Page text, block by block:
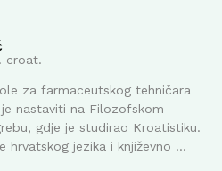
croat.
za farmaceutskog tehničara
nastaviti na Filozofskom
gdje je studirao Kroatistiku.
hrvatskog jezika i književno ...